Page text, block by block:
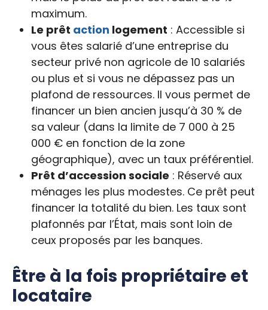
maximum.
Le prêt action logement : Accessible si
vous êtes salarié d’une entreprise du
secteur privé non agricole de 10 salariés
ou plus et si vous ne dépassez pas un
plafond de ressources. Il vous permet de
financer un bien ancien jusqu’à 30 % de
sa valeur (dans la limite de 7 000 à 25
000 € en fonction de la zone
géographique), avec un taux préférentiel.
Prêt d’accession sociale : Réservé aux
ménages les plus modestes. Ce prêt peut
financer la totalité du bien. Les taux sont
plafonnés par l’État, mais sont loin de
ceux proposés par les banques.
Être à la fois propriétaire et
locataire